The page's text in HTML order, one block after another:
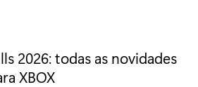
n
2026: todas as novidades
XBOX